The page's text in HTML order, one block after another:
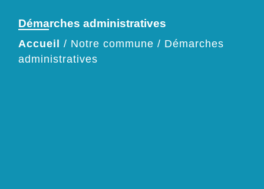
Démarches administratives
Accueil / Notre commune / Démarches
administratives